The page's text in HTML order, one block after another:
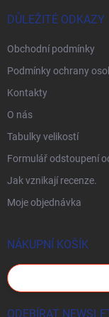
DŮLEŽITÉ ODKAZY
Obchodní podmínky
Podmínky ochrany
Kontakty
O nás
Tabulky velikostí
Formulář odstoupení
Jak vznikají recenze.
Moje objednávka
NÁKUPNÍ KOŠÍK
ODEBÍRAT